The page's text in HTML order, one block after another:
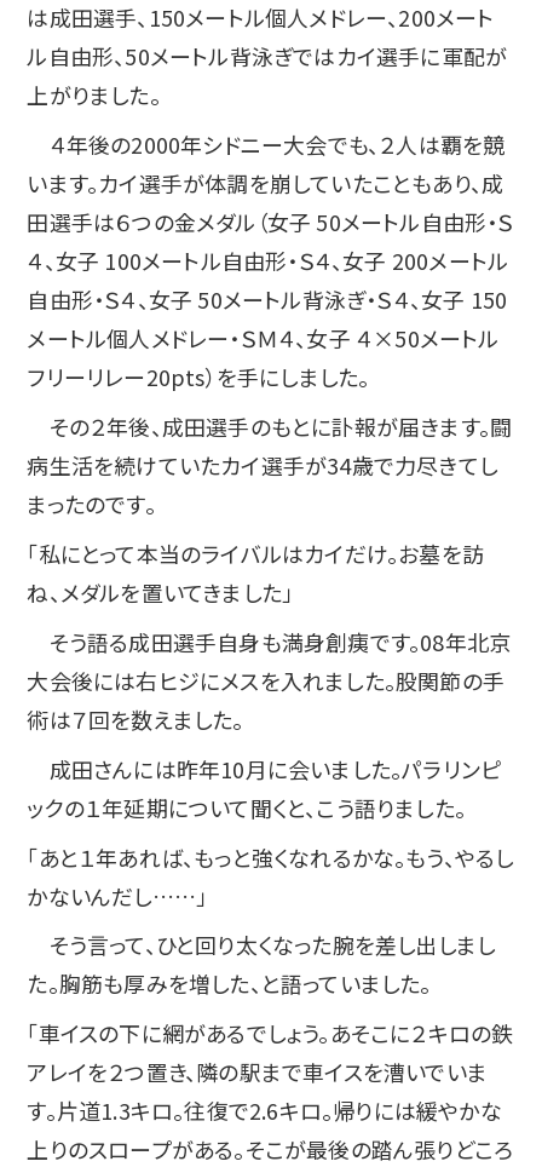
は成田選手、150メートル個人メドレー、200メート
ル自由形、50メートル背泳ぎではカイ選手に軍配が
上がりました。
４年後の2000年シドニー大会でも、２人は覇を競
います。カイ選手が体調を崩していたこともあり、成
田選手は６つの金メダル（女子 50メートル自由形・Ｓ
４、女子 100メートル自由形・Ｓ４、女子 200メートル
自由形・Ｓ４、女子 50メートル背泳ぎ・Ｓ４、女子 150
メートル個人メドレー・ＳＭ４、女子 ４×50メートル
フリーリレー20pts）を手にしました。
その２年後、成田選手のもとに訃報が届きます。闘
病生活を続けていたカイ選手が34歳で力尽きてし
まったのです。
「私にとって本当のライバルはカイだけ。お墓を訪
ね、メダルを置いてきました」
そう語る成田選手自身も満身創痍です。08年北京
大会後には右ヒジにメスを入れました。股関節の手
術は７回を数えました。
成田さんには昨年10月に会いました。パラリンピ
ックの１年延期について聞くと、こう語りました。
「あと１年あれば、もっと強くなれるかな。もう、やるし
かないんだし……」
そう言って、ひと回り太くなった腕を差し出しまし
た。胸筋も厚みを増した、と語っていました。
「車イスの下に網があるでしょう。あそこに２キロの鉄
アレイを２つ置き、隣の駅まで車イスを漕いでいま
す。片道1.3キロ。往復で2.6キロ。帰りには緩やかな
上りのスロープがある。そこが最後の踏ん張りどころ